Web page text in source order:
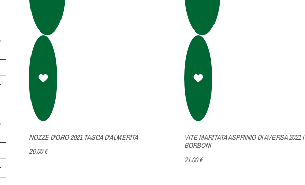
NOZZE D'ORO 2021 TASCA D'ALMERITA
26,00 €
VITE MARITATA ASPRINIO DI AVERSA 2021 I
BORBONI
21,00 €